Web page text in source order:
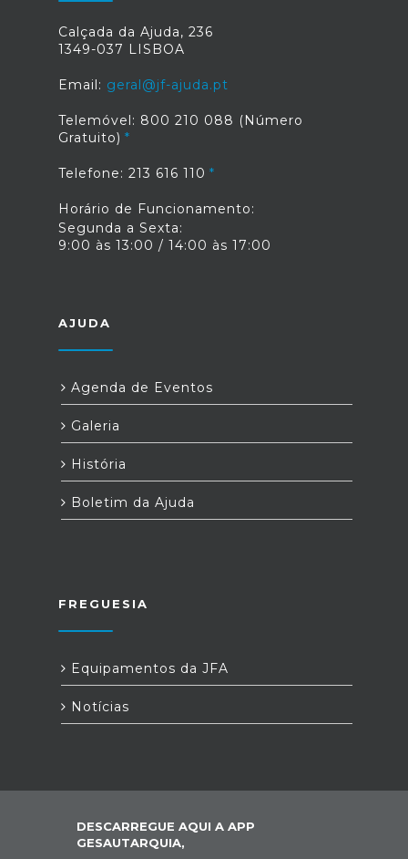
Calçada da Ajuda, 236
1349-037 LISBOA
Email: geral@jf-ajuda.pt
Telemóvel: 800 210 088 (Número
Gratuito)
Telefone: 213 616 110
Horário de Funcionamento:
Segunda a Sexta:
9:00 às 13:00 / 14:00 às 17:00
AJUDA
Agenda de Eventos
Galeria
História
Boletim da Ajuda
FREGUESIA
Equipamentos da JFA
Notícias
DESCARREGUE AQUI A APP
GESAUTARQUIA,